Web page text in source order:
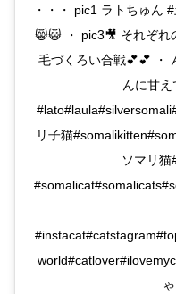
・・・ pic1 ラトちゅん
😸😺 ・ pic3🎥 それぞれ
毛づくろい合戦💕💕 ・
んに甘え
リ子猫
ソマリ猫